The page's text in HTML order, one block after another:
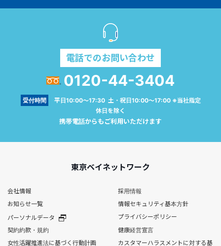
電話でのお問い合わせ
0120-44-3404
受付時間
平日10:00～17:30 土・祝日10:00～17:00 ※当社指定
休日を除く
携帯電話からもご利用いただけます
東京ベイネットワーク
会社情報
採用情報
お知らせ一覧
情報セキュリティ基本方針
パーソナルデータ
プライバシーポリシー
契約約款・規約
健康経営宣言
女性活躍推進法に基づく行動計画
カスタマーハラスメントに対する基